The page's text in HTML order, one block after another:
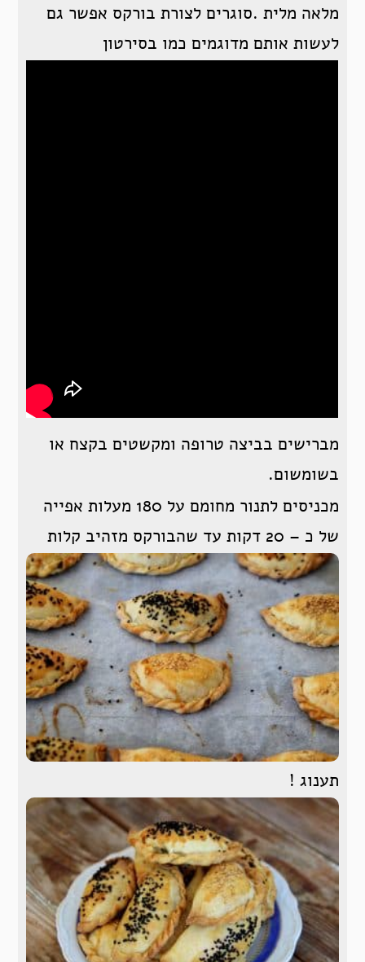
מלאה מלית .סוגרים לצורת בורקס אפשר גם
לעשות אותם מדוגמים כמו בסירטון
מברישים בביצה טרופה ומקשטים בקצח או
בשומשום.
מכניסים לתנור מחומם על 180 מעלות אפייה
של כ – 20 דקות עד שהבורקס מזהיב קלות
תענוג !